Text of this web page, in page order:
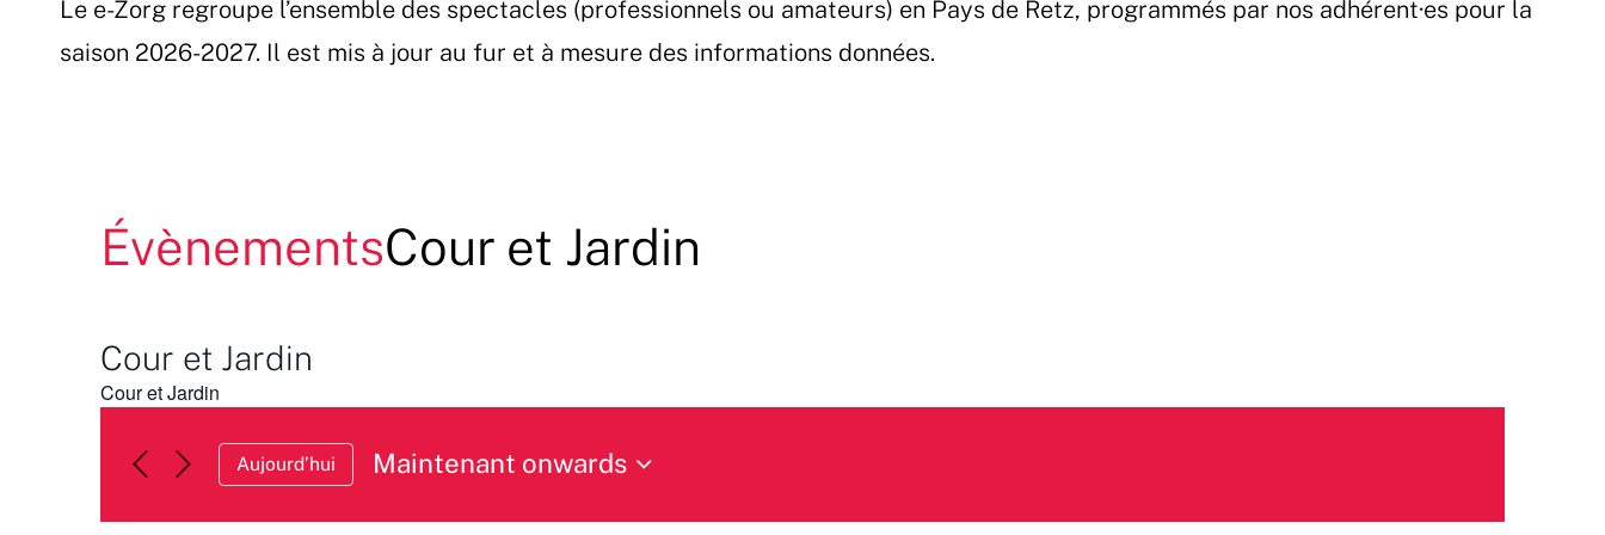
Le e-Zorg regroupe l’ensemble des spectacles (professionnels ou amateurs) en Pays de Retz, programmés par nos adhérent·es pour la
saison 2026-2027. Il est mis à jour au fur et à mesure des informations données.
ÉvènementsCour et Jardin
Cour et Jardin
Cour et Jardin
Aujourd’hui
Maintenant onwards
une